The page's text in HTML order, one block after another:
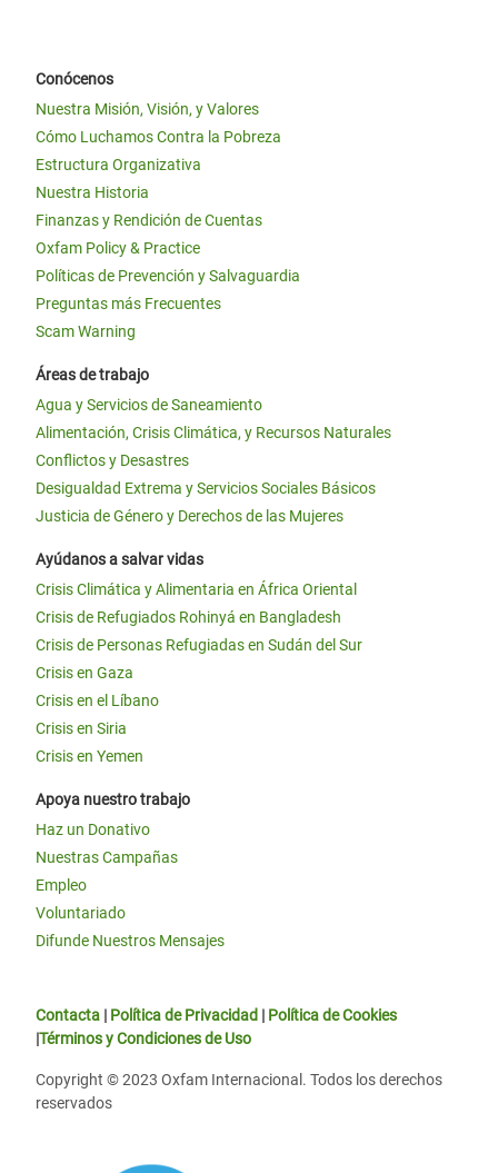
Conócenos
Nuestra Misión, Visión, y Valores
Cómo Luchamos Contra la Pobreza
Estructura Organizativa
Nuestra Historia
Finanzas y Rendición de Cuentas
Oxfam Policy & Practice
Políticas de Prevención y Salvaguardia
Preguntas más Frecuentes
Scam Warning
Áreas de trabajo
Agua y Servicios de Saneamiento
Alimentación, Crisis Climática, y Recursos Naturales
Conflictos y Desastres
Desigualdad Extrema y Servicios Sociales Básicos
Justicia de Género y Derechos de las Mujeres
Ayúdanos a salvar vidas
Crisis Climática y Alimentaria en África Oriental
Crisis de Refugiados Rohinyá en Bangladesh
Crisis de Personas Refugiadas en Sudán del Sur
Crisis en Gaza
Crisis en el Líbano
Crisis en Siria
Crisis en Yemen
Apoya nuestro trabajo
Haz un Donativo
Nuestras Campañas
Empleo
Voluntariado
Difunde Nuestros Mensajes
Contacta | Política de Privacidad | Política de Cookies
|Términos y Condiciones de Uso
Copyright © 2023 Oxfam Internacional. Todos los derechos
reservados